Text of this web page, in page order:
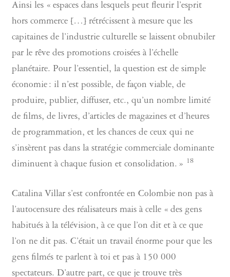
Ainsi les « espaces dans lesquels peut fleurir l’esprit
hors commerce […] rétrécissent à mesure que les
capitaines de l’industrie culturelle se laissent obnubiler
par le rêve des promotions croisées à l’échelle
planétaire. Pour l’essentiel, la question est de simple
économie : il n’est possible, de façon viable, de
produire, publier, diffuser, etc., qu’un nombre limité
de films, de livres, d’articles de magazines et d’heures
de programmation, et les chances de ceux qui ne
s’insèrent pas dans la stratégie commerciale dominante
diminuent à chaque fusion et consolidation. »
18
Catalina Villar s’est confrontée en Colombie non pas à
l’autocensure des réalisateurs mais à celle « des gens
habitués à la télévision, à ce que l’on dit et à ce que
l’on ne dit pas. C’était un travail énorme pour que les
gens filmés te parlent à toi et pas à 150 000
spectateurs. D’autre part, ce que je trouve très